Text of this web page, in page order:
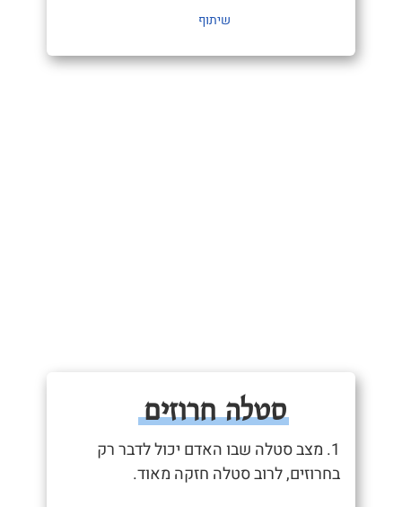
שיתוף
סטלה חרוזים
1. מצב סטלה שבו האדם יכול לדבר רק
בחרוזים, לרוב סטלה חזקה מאוד.